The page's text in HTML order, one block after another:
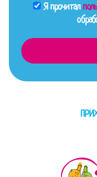
Я прочитал